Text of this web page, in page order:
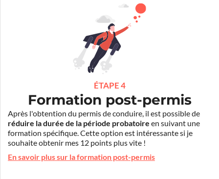
ÉTAPE 4
Formation post-permis
Après l'obtention du permis de conduire, il est possible de
réduire la durée de la période probatoire en suivant une
formation spécifique. Cette option est intéressante si je
souhaite obtenir mes 12 points plus vite !
En savoir plus sur la formation post-permis